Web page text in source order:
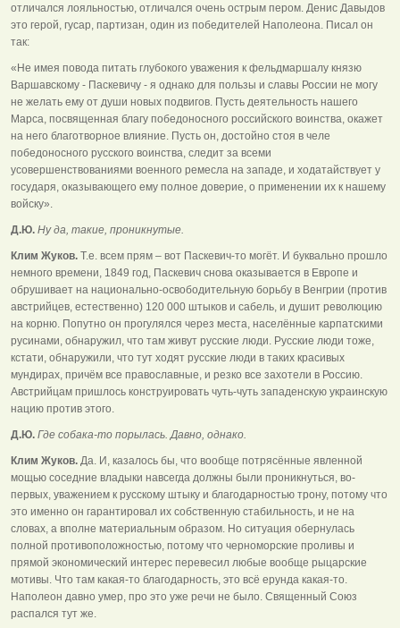
отличался лояльностью, отличался очень острым пером. Денис Давыдов
это герой, гусар, партизан, один из победителей Наполеона. Писал он
так:
«Не имея повода питать глубокого уважения к фельдмаршалу князю
Варшавскому - Паскевичу - я однако для пользы и славы России не могу
не желать ему от души новых подвигов. Пусть деятельность нашего
Марса, посвященная благу победоносного российского воинства, окажет
на него благотворное влияние. Пусть он, достойно стоя в челе
победоносного русского воинства, следит за всеми
усовершенствованиями военного ремесла на западе, и ходатайствует у
государя, оказывающего ему полное доверие, о применении их к нашему
войску».
Д.Ю. Ну да, такие, проникнутые.
Клим Жуков. Т.е. всем прям – вот Паскевич-то могёт. И буквально прошло
немного времени, 1849 год, Паскевич снова оказывается в Европе и
обрушивает на национально-освободительную борьбу в Венгрии (против
австрийцев, естественно) 120 000 штыков и сабель, и душит революцию
на корню. Попутно он прогулялся через места, населённые карпатскими
русинами, обнаружил, что там живут русские люди. Русские люди тоже,
кстати, обнаружили, что тут ходят русские люди в таких красивых
мундирах, причём все православные, и резко все захотели в Россию.
Австрийцам пришлось конструировать чуть-чуть западенскую украинскую
нацию против этого.
Д.Ю. Где собака-то порылась. Давно, однако.
Клим Жуков. Да. И, казалось бы, что вообще потрясённые явленной
мощью соседние владыки навсегда должны были проникнуться, во-
первых, уважением к русскому штыку и благодарностью трону, потому что
это именно он гарантировал их собственную стабильность, и не на
словах, а вполне материальным образом. Но ситуация обернулась
полной противоположностью, потому что черноморские проливы и
прямой экономический интерес перевесил любые вообще рыцарские
мотивы. Что там какая-то благодарность, это всё ерунда какая-то.
Наполеон давно умер, про это уже речи не было. Священный Союз
распался тут же.